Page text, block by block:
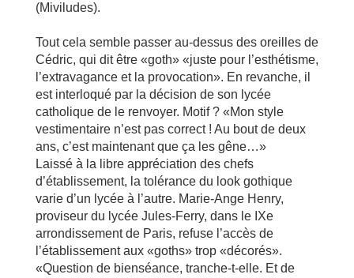
(Miviludes).
Tout cela semble passer au-dessus des oreilles de
Cédric, qui dit être «goth» «juste pour l’esthétisme,
l’extravagance et la provocation». En revanche, il
est interloqué par la décision de son lycée
catholique de le renvoyer. Motif ? «Mon style
vestimentaire n’est pas correct ! Au bout de deux
ans, c’est maintenant que ça les gêne…»
Laissé à la libre appréciation des chefs
d’établissement, la tolérance du look gothique
varie d’un lycée à l’autre. Marie-Ange Henry,
proviseur du lycée Jules-Ferry, dans le IXe
arrondissement de Paris, refuse l’accès de
l’établissement aux «goths» trop «décorés».
«Question de bienséance, tranche-t-elle. Et de